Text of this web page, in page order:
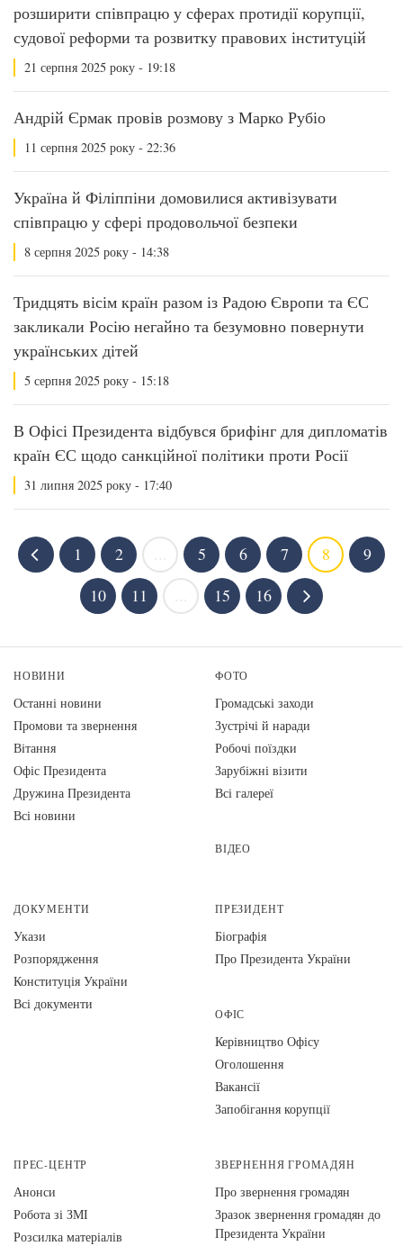
розширити співпрацю у сферах протидії корупції,
судової реформи та розвитку правових інституцій
21 серпня 2025 року - 19:18
Андрій Єрмак провів розмову з Марко Рубіо
11 серпня 2025 року - 22:36
Україна й Філіппіни домовилися активізувати
співпрацю у сфері продовольчої безпеки
8 серпня 2025 року - 14:38
Тридцять вісім країн разом із Радою Європи та ЄС
закликали Росію негайно та безумовно повернути
українських дітей
5 серпня 2025 року - 15:18
В Офісі Президента відбувся брифінг для дипломатів
країн ЄС щодо санкційної політики проти Росії
31 липня 2025 року - 17:40
1 2 5 6 7 8
9
10
11 15 16
НОВИНИ
Останні новини
Промови та звернення
Вiтання
Офіс Президента
Дружина Президента
Всі новини
ФОТО
Громадські заходи
Зустрічі й наради
Робочі поїздки
Зарубіжні візити
Всі галереї
ВІДЕО
ДОКУМЕНТИ
Укази
Розпорядження
Конституція України
Всі документи
ПРЕЗИДЕНТ
Біографія
Про Президента України
ОФІС
Керівництво Офісу
Оголошення
Вакансії
Запобігання корупції
ПРЕС-ЦЕНТР
Анонси
Робота зі ЗМІ
Розсилка матеріалів
ЗВЕРНЕННЯ ГРОМАДЯН
Про звернення громадян
Зразок звернення громадян до
Президента України